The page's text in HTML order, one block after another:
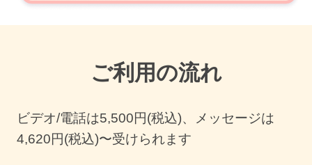
ご利用の流れ
ビデオ/電話は5,500円(税込)、メッセージは
4,620円(税込)〜受けられます